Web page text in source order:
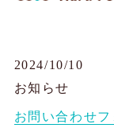
2024/10/10
お知らせ